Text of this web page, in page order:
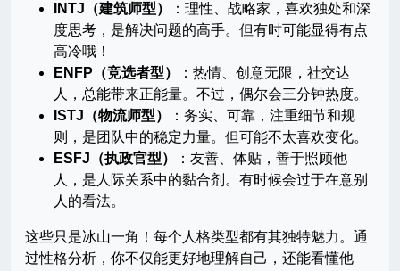
INTJ（建筑师型）
：理性、战略家，喜欢独处和深
度思考，是解决问题的高手。但有时可能显得有点
高冷哦！
ENFP（竞选者型）
：热情、创意无限，社交达
人，总能带来正能量。不过，偶尔会三分钟热度。
ISTJ（物流师型）
：务实、可靠，注重细节和规
则，是团队中的稳定力量。但可能不太喜欢变化。
ESFJ（执政官型）
：友善、体贴，善于照顾他
人，是人际关系中的黏合剂。有时候会过于在意别
人的看法。
这些只是冰山一角！每个人格类型都有其独特魅力。通
过性格分析，你不仅能更好地理解自己，还能看懂他